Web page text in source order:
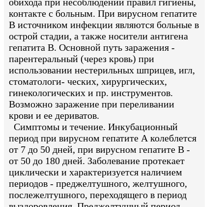
контакте с больным. При вирусном гепатите
В источником инфекции являются больные в
острой стадии, а также носители антигена
гепатита В. Основной путь заражения -
парентеральный (через кровь) при
использовании нестерильных шприцев, игл,
стоматологи- ческих, хирургических,
гинекологических и пр. инструментов.
Возможно заражение при переливании
крови и ее дериватов.
Симптомы и течение. Инкубационный
период при вирусном гепатите А колеблется
от 7 до 50 дней, при вирусном гепатите В -
от 50 до 180 дней. Заболевание протекает
циклически и характеризуется наличием
периодов - преджелтушного, желтушного,
послежелтушного, переходящего в период